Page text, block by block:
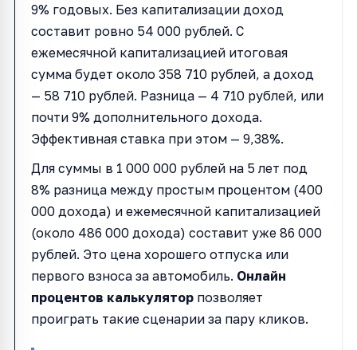
9% годовых. Без капитализации доход
составит ровно 54 000 рублей. С
ежемесячной капитализацией итоговая
сумма будет около 358 710 рублей, а доход
— 58 710 рублей. Разница — 4 710 рублей, или
почти 9% дополнительного дохода.
Эффективная ставка при этом — 9,38%.
Для суммы в 1 000 000 рублей на 5 лет под
8% разница между простым процентом (400
000 дохода) и ежемесячной капитализацией
(около 486 000 дохода) составит уже 86 000
рублей. Это цена хорошего отпуска или
первого взноса за автомобиль. Онлайн
процентов калькулятор позволяет
проиграть такие сценарии за пару кликов.